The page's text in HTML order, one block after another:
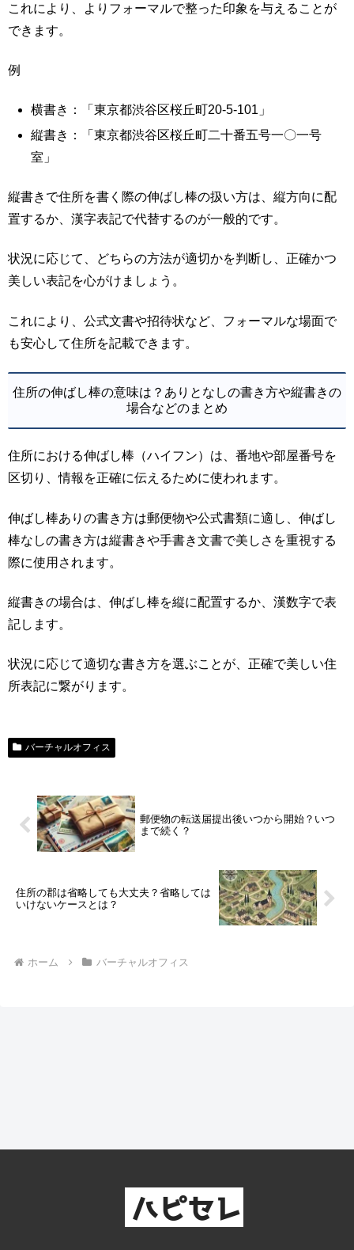
これにより、よりフォーマルで整った印象を与えることが
できます。
例
横書き：「東京都渋谷区桜丘町20-5-101」
縦書き：「東京都渋谷区桜丘町二十番五号一〇一号
室」
縦書きで住所を書く際の伸ばし棒の扱い方は、縦方向に配
置するか、漢字表記で代替するのが一般的です。
状況に応じて、どちらの方法が適切かを判断し、正確かつ
美しい表記を心がけましょう。
これにより、公式文書や招待状など、フォーマルな場面で
も安心して住所を記載できます。
住所の伸ばし棒の意味は？ありとなしの書き方や縦書きの
場合などのまとめ
住所における伸ばし棒（ハイフン）は、番地や部屋番号を
区切り、情報を正確に伝えるために使われます。
伸ばし棒ありの書き方は郵便物や公式書類に適し、伸ばし
棒なしの書き方は縦書きや手書き文書で美しさを重視する
際に使用されます。
縦書きの場合は、伸ばし棒を縦に配置するか、漢数字で表
記します。
状況に応じて適切な書き方を選ぶことが、正確で美しい住
所表記に繋がります。
バーチャルオフィス
郵便物の転送届提出後いつから開始？いつ
まで続く？
住所の郡は省略しても大丈夫？省略しては
いけないケースとは？
ホーム バーチャルオフィス